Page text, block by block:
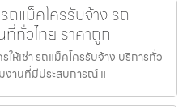
ถแม็คโครรับจ้าง รถ
ที่ทั่วไทย ราคาถูก
ห้เช่า รถแม็คโครรับจ้าง บริการทั่ว
งานที่มีประสบการณ์ แ